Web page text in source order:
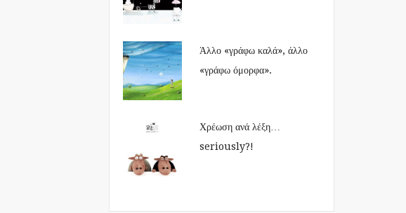
Άλλο «γράφω καλά», άλλο
«γράφω όμορφα».
Χρέωση ανά λέξη…
seriously?!